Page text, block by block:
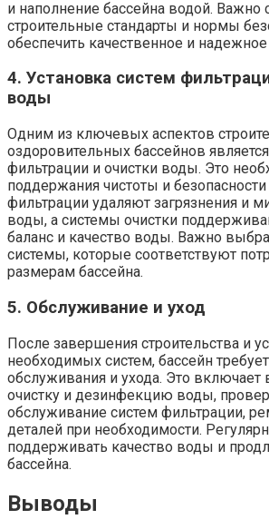
и наполнение бассейна водой. Важно
строительные стандарты и нормы
обеспечить качественное и надежное
4. Установка систем
воды
Одним из ключевых аспектов
оздоровительных бассейнов
фильтрации и очистки воды. Это
поддержания чистоты и
фильтрации удаляют загрязнения и
воды, а системы очистки
баланс и качество воды. Важно
системы, которые соответствуют
размерам бассейна.
5. Обслуживание и уход
После завершения строительства и
необходимых систем, бассейн
обслуживания и ухода. Это включает
очистку и дезинфекцию воды,
обслуживание систем фильтрации,
деталей при необходимости.
поддерживать качество воды и
бассейна.
Выводы